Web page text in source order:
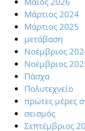
Μάρτιος 2024
Μάρτιος 2025
μετάβαση
Νοέμβριος
Νοέμβριος
Πάσχα
Πολυτεχνείο
πρώτες μέρες
σεισμός
Σεπτέμβριος